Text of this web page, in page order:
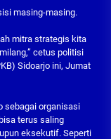
masing-masing.
mitra strategis kita
cetus politisi
Sidoarjo ini, Jumat
sebagai organisasi
terus saling
eksekutif. Seperti